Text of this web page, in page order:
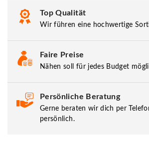
Top Qualität
Wir führen eine hochwertige
Faire Preise
Nähen soll für jedes Budget
Persönliche Beratung
Gerne beraten wir dich per
persönlich.